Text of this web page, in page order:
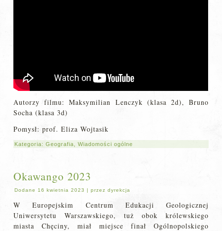
Autorzy filmu: Maksymilian Lenczyk (klasa 2d), Bruno
Socha (klasa 3d)
Pomysł: prof. Eliza Wojtasik
Kategoria:Geografia ,Wiadomości ogólne
Okawango 2023
Dodane 16 kwietnia 2023 |przez dyrekcja
W Europejskim Centrum Edukacji Geologicznej
Uniwersytetu Warszawskiego, tuż obok królewskiego
miasta Chęciny, miał miejsce finał Ogólnopolskiego